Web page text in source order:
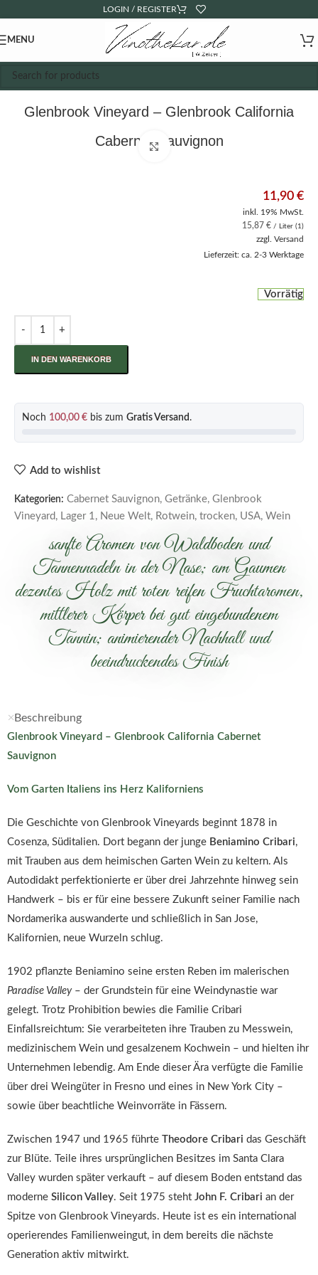
LOGIN / REGISTER
MENU
Glenbrook Vineyard – Glenbrook California
Cabernet Sauvignon
Click to enlarge
11,90 €
inkl. 19% MwSt.
15,87 € / Liter (1)
zzgl. Versand
Lieferzeit: ca. 2-3 Werktage
Vorrätig
IN DEN WARENKORB
Noch 100,00 € bis zum Gratis Versand .
Add to wishlist
Kategorien: Cabernet Sauvignon, Getränke, Glenbrook
Vineyard, Lager 1, Neue Welt, Rotwein, trocken, USA, Wein
sanfte Aromen von Waldboden und
Tannennadeln in der Nase; am Gaumen
dezentes Holz mit roten reifen Fruchtaromen,
mittlerer Körper bei gut eingebundenem
Tannin; animierender Nachhall und
beeindruckendes Finish
Beschreibung
Glenbrook Vineyard – Glenbrook California Cabernet
Sauvignon
Vom Garten Italiens ins Herz Kaliforniens
Die Geschichte von Glenbrook Vineyards beginnt 1878 in
Cosenza, Süditalien. Dort begann der junge Beniamino Cribari,
mit Trauben aus dem heimischen Garten Wein zu keltern. Als
Autodidakt perfektionierte er über drei Jahrzehnte hinweg sein
Handwerk – bis er für eine bessere Zukunft seiner Familie nach
Nordamerika auswanderte und schließlich in San Jose,
Kalifornien, neue Wurzeln schlug.
1902 pflanzte Beniamino seine ersten Reben im malerischen
Paradise Valley– der Grundstein für eine Weindynastie war
gelegt. Trotz Prohibition bewies die Familie Cribari
Einfallsreichtum: Sie verarbeiteten ihre Trauben zu Messwein,
medizinischem Wein und gesalzenem Kochwein – und hielten ihr
Unternehmen lebendig. Am Ende dieser Ära verfügte die Familie
über drei Weingüter in Fresno und eines in New York City –
sowie über beachtliche Weinvorräte in Fässern.
Zwischen 1947 und 1965 führte Theodore Cribari das Geschäft
zur Blüte. Teile ihres ursprünglichen Besitzes im Santa Clara
Valley wurden später verkauft – auf diesem Boden entstand das
moderne Silicon Valley. Seit 1975 steht John F. Cribari an der
Spitze von Glenbrook Vineyards. Heute ist es ein international
operierendes Familienweingut, in dem bereits die nächste
Generation aktiv mitwirkt.